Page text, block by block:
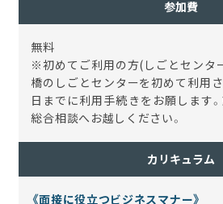
参加費
無料
※初めてご利用の方(しごとセンタ
橋のしごとセンターを初めて利用
日までに利用手続きをお願します
総合相談へお越しください。
カリキュラム
《面接に役立つビジネスマナー》